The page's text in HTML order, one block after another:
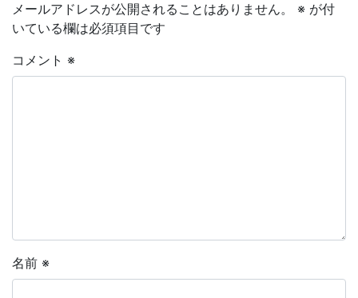
メールアドレスが公開されることはありません。 ※ が付
いている欄は必須項目です
コメント ※
名前 ※